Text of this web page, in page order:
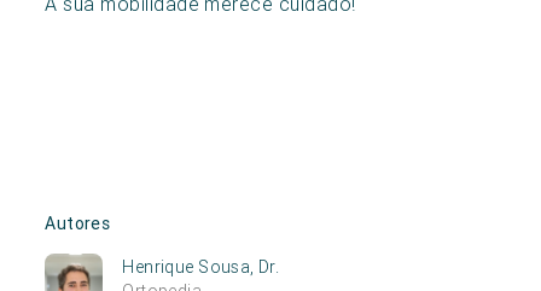
Autores
Henrique Sousa, Dr.